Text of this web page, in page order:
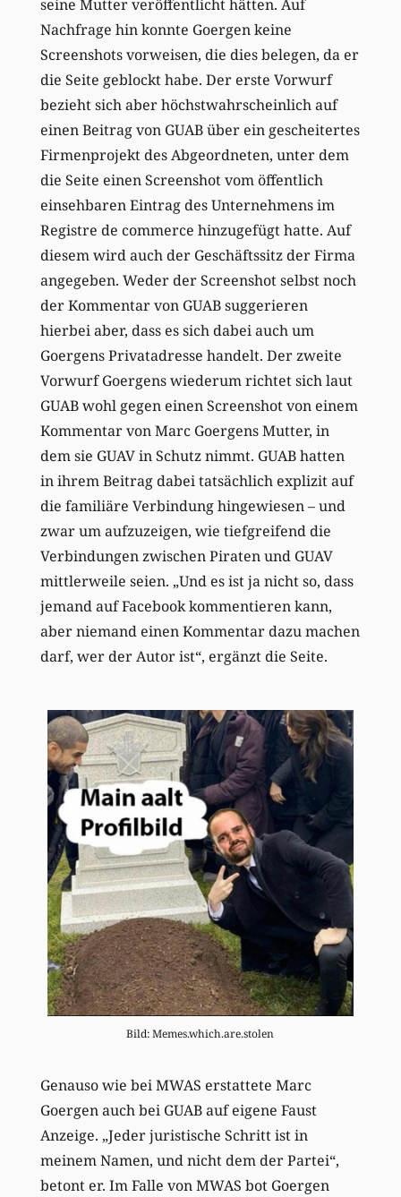
seine Mutter veröffentlicht hätten. Auf
Nachfrage hin konnte Goergen keine
Screenshots vorweisen, die dies belegen, da er
die Seite geblockt habe. Der erste Vorwurf
bezieht sich aber höchstwahrscheinlich auf
einen Beitrag von GUAB über ein gescheitertes
Firmenprojekt des Abgeordneten, unter dem
die Seite einen Screenshot vom öffentlich
einsehbaren Eintrag des Unternehmens im
Registre de commerce hinzugefügt hatte. Auf
diesem wird auch der Geschäftssitz der Firma
angegeben. Weder der Screenshot selbst noch
der Kommentar von GUAB suggerieren
hierbei aber, dass es sich dabei auch um
Goergens Privatadresse handelt. Der zweite
Vorwurf Goergens wiederum richtet sich laut
GUAB wohl gegen einen Screenshot von einem
Kommentar von Marc Goergens Mutter, in
dem sie GUAV in Schutz nimmt. GUAB hatten
in ihrem Beitrag dabei tatsächlich explizit auf
die familiäre Verbindung hingewiesen – und
zwar um aufzuzeigen, wie tiefgreifend die
Verbindungen zwischen Piraten und GUAV
mittlerweile seien. „Und es ist ja nicht so, dass
jemand auf Facebook kommentieren kann,
aber niemand einen Kommentar dazu machen
darf, wer der Autor ist“, ergänzt die Seite.
Bild: Memes.which.are.stolen
Genauso wie bei MWAS erstattete Marc
Goergen auch bei GUAB auf eigene Faust
Anzeige. „Jeder juristische Schritt ist in
meinem Namen, und nicht dem der Partei“,
betont er. Im Falle von MWAS bot Goergen